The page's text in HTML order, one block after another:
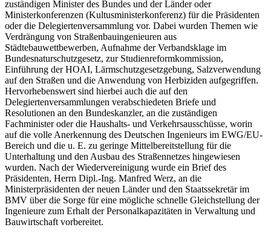
zuständigen Minister des Bundes und der Länder oder
Ministerkonferenzen (Kultusministerkonferenz) für die Präsidenten
oder die Delegiertenversammlung vor. Dabei wurden Themen wie
Verdrängung von Straßenbauingenieuren aus
Städtebauwettbewerben, Aufnahme der Verbandsklage im
Bundesnaturschutzgesetz, zur Studienreformkommission,
Einführung der HOAI, Lärmschutzgesetzgebung, Salzverwendung
auf den Straßen und die Anwendung von Herbiziden aufgegriffen.
Hervorhebenswert sind hierbei auch die auf den
Delegiertenversammlungen verabschiedeten Briefe und
Resolutionen an den Bundeskanzler, an die zuständigen
Fachminister oder die Haushalts- und Verkehrsausschüsse, worin
auf die volle Anerkennung des Deutschen Ingenieurs im EWG/EU-
Bereich und die u. E. zu geringe Mittelbereitstellung für die
Unterhaltung und den Ausbau des Straßennetzes hingewiesen
wurden. Nach der Wiedervereinigung wurde ein Brief des
Präsidenten, Herrn Dipl.-Ing. Manfred Werz, an die
Ministerpräsidenten der neuen Länder und den Staatssekretär im
BMV über die Sorge für eine mögliche schnelle Gleichstellung der
Ingenieure zum Erhalt der Personalkapazitäten in Verwaltung und
Bauwirtschaft vorbereitet.